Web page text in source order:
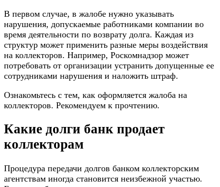
В первом случае, в жалобе нужно указывать
нарушения, допускаемые работниками компании во
время деятельности по возврату долга. Каждая из
структур может применить разные меры воздействия
на коллекторов. Например, Роскомнадзор может
потребовать от организации устранить допущенные ее
сотрудниками нарушения и наложить штраф.
Ознакомьтесь с тем, как оформляется жалоба на
коллекторов. Рекомендуем к прочтению.
Какие долги банк продает
коллекторам
Процедура передачи долгов банком коллекторским
агентствам иногда становится неизбежной участью.